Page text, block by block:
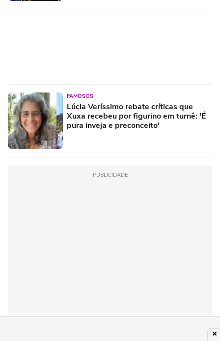
FAMOSOS
Lúcia Veríssimo rebate críticas que
Xuxa recebeu por figurino em turnê: 'É
pura inveja e preconceito'
PUBLICIDADE